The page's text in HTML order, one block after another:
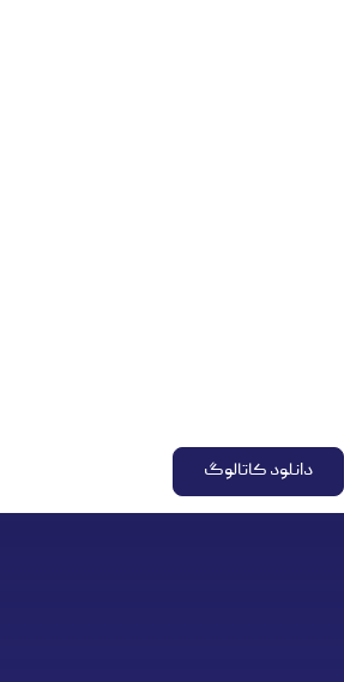
دانلود کاتالوگ